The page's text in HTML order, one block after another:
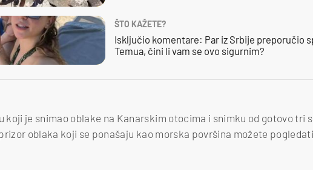
ŠTO KAŽETE?
Isključio komentare: Par iz Srbije preporučio
Temua, čini li vam se ovo sigurnim?
koji je snimao oblake na Kanarskim otocima i snimku od gotovo tri
oblaka koji se ponašaju kao morska površina možete